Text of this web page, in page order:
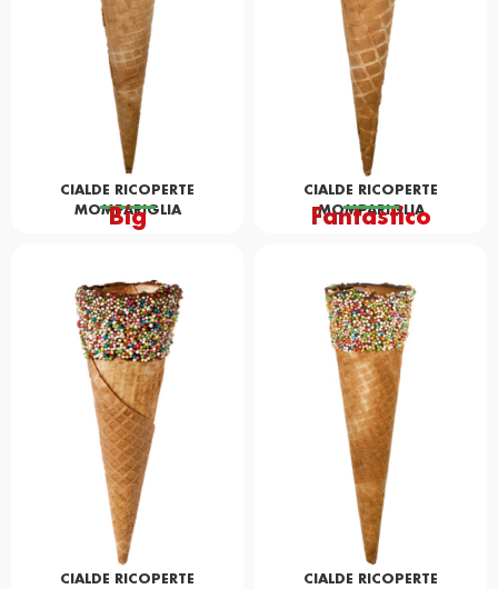
CIALDE RICOPERTE
MOMPARIGLIA
Big
CIALDE RICOPERTE
MOMPARIGLIA
Fantastico
CIALDE RICOPERTE
CIALDE RICOPERTE